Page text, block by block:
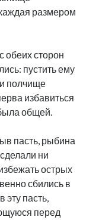
размером
обеих сторон
пустить ему
полчище
избавиться
общей.
пасть, рыбина
ни
острых
сбились в
эту пасть,
перед